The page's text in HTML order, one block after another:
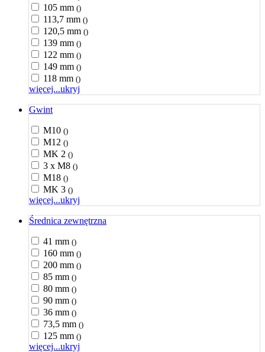
105 mm ()
113,7 mm ()
120,5 mm ()
139 mm ()
122 mm ()
149 mm ()
118 mm ()
więcej...ukryj
Gwint
M10 ()
M12 ()
MK 2 ()
3 x M8 ()
M18 ()
MK 3 ()
więcej...ukryj
Średnica zewnętrzna
41 mm ()
160 mm ()
200 mm ()
85 mm ()
80 mm ()
90 mm ()
36 mm ()
73,5 mm ()
125 mm ()
więcej...ukryj